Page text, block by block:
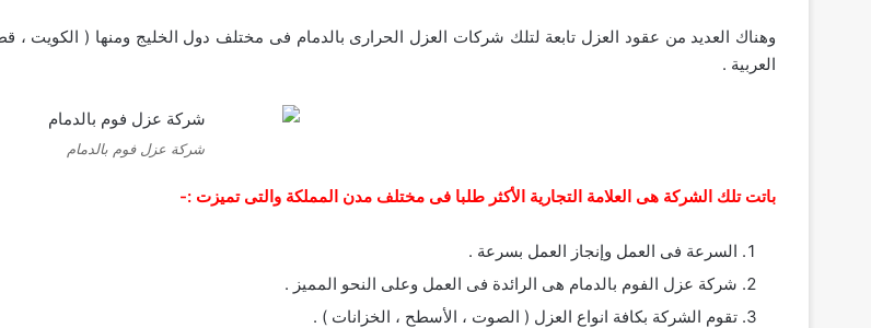
وهناك العديد من عقود العزل تابعة لتلك شركات العزل الحرارى بالدمام فى مختلف دول الخليج ومنها ( الكويت ،
العربية .
شركة عزل فوم بالدمام
باتت تلك الشركة هى العلامة التجارية الأكثر طلبا فى مختلف مدن المملكة والتى تميزت :-
السرعة فى العمل وإنجاز العمل بسرعة .
شركة عزل الفوم بالدمام هى الرائدة فى العمل وعلى النحو المميز .
تقوم الشركة بكافة انواع العزل ( الصوت ، الأسطح ، الخزانات ) .